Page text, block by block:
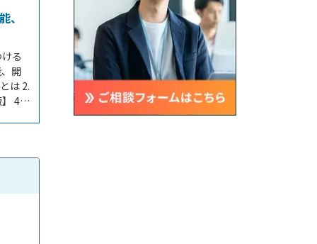
、
る
開
は 2.
4.